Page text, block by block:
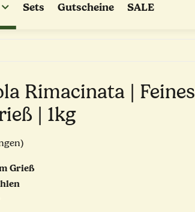
Sets Gutscheine SALE
Rimacinata | Feines
| 1kg
Grieß